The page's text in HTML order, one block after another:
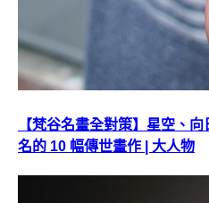
【梵谷名畫全對策】星空、
名的 10 幅傳世畫作 | 大人物